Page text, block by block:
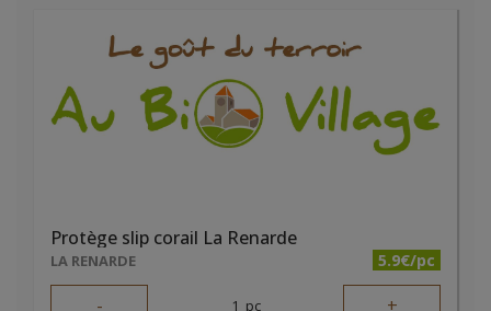
Protège slip corail La Renarde
LA RENARDE 5.9€/pc
- 1 pc +